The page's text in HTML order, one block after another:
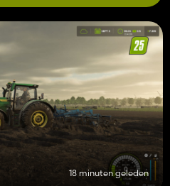
18 minuten geleden